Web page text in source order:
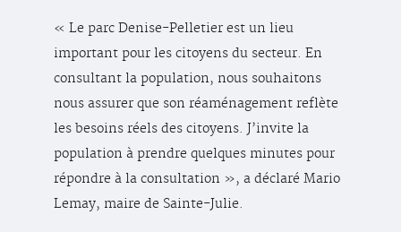
« Le parc Denise-Pelletier est un lieu
important pour les citoyens du secteur. En
consultant la population, nous souhaitons
nous assurer que son réaménagement reflète
les besoins réels des citoyens. J’invite la
population à prendre quelques minutes pour
répondre à la consultation », a déclaré Mario
Lemay, maire de Sainte-Julie.